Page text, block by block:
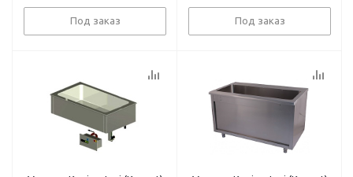
Под заказ Под заказ